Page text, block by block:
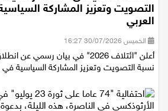
ائتلاف 2026 يطلق حملته
التصويت وتعزيز المشاركة
العربي
الخميس 30/07/2026 16:27
أعلن "ائتلاف 2026" في بيان رسمي